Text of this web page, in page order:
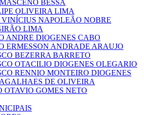
BESSA
OLIVEIRA LIMA
NAPOLEÃO NOBRE
LIMA
ANDRE DIOGENES CABO
ERMESSON ANDRADE ARAUJO
BEZERRA BARRETO
OTACILIO DIOGENES OLEGARIO
RENNIO MONTEIRO DIOGENES
DE OLIVEIRA
OTAVIO GOMES NETO